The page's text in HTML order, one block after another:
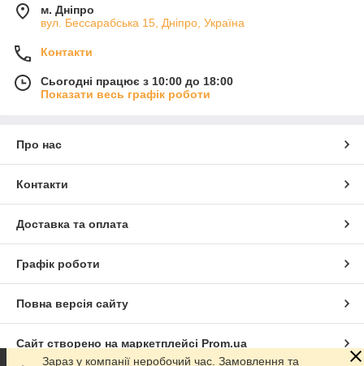
м. Дніпро
вул. Бессарабська 15, Дніпро, Україна
Контакти
Сьогодні працює з 10:00 до 18:00
Показати весь графік роботи
Про нас
Контакти
Доставка та оплата
Графік роботи
Повна версія сайту
Сайт створено на маркетплейсі Prom.ua
Зараз у компанії неробочий час. Замовлення та